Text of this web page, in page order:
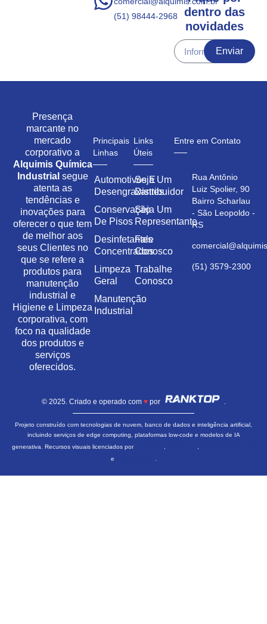
(51) 98444-2968
dentro das
novidades
Enviar
Presença
marcante no
mercado
corporativo a
Alquimis Química
Industrial segue
atenta as
tendências e
inovações para
oferecer o que tem
de melhor aos
seus Clientes no
que se refere a
produtos para
manutenção
industrial e
Higiene e Limpeza
corporativa, com
foco na qualidade
dos produtos e
serviços
oferecidos.
Principais
Linhas
Automotivos E
Desengraxantes
Conservação
De Pisos
Desinfetantes
Concentrados
Limpeza
Geral
Manutenção
Industrial
Links
Úteis
Seja Um
Distribuidor
Seja Um
Representante
Fale
Conosco
Trabalhe
Conosco
Entre em Contato
Rua Antônio
Luiz Spolier, 90
Bairro Scharlau
- São Leopoldo -
RS
(51) 3579-2300
© 2025. Criado e operado com ♥por .
Projeto construído com tecnologias de nuvem, banco de dados e inteligência artificial,
incluindo serviços de edge computing, plataformas low-code e modelos de IA
generativa. Recursos visuais licenciados por
e